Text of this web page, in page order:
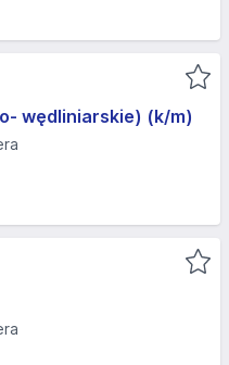
wędliniarskie) (k/m)